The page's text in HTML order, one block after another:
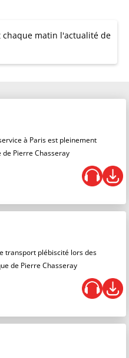
matin l'actualité de
à Paris est pleinement
Pierre Chasseray
transport plébiscité lors des
de Pierre Chasseray